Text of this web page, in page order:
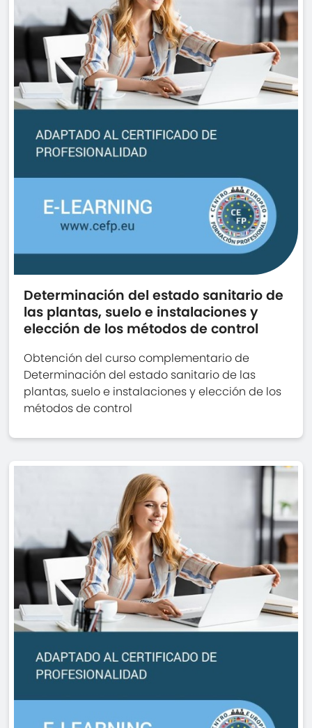
Determinación del estado sanitario de
las plantas, suelo e instalaciones y
elección de los métodos de control
Obtención del curso complementario de
Determinación del estado sanitario de las
plantas, suelo e instalaciones y elección de los
métodos de control